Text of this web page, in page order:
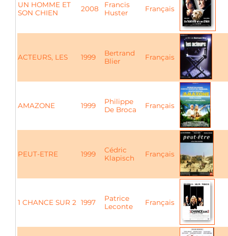
UN HOMME ET
SON CHIEN
2008
Francis
Huster
Français
ACTEURS, LES 1999
Bertrand
Blier
Français
AMAZONE 1999
Philippe
De Broca
Français
PEUT-ETRE 1999
Cédric
Klapisch
Français
1 CHANCE SUR 2 1997
Patrice
Leconte
Français